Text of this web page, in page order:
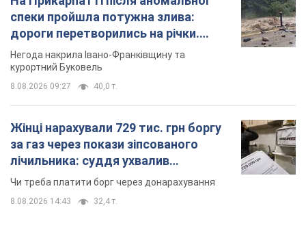
спеки пройшла потужна злива:
дороги перетворились на річки.
Відео
Негода накрила Івано-Франківщину та
курортний Буковель
8.08.2026 09:27 40,0 т.
Жінці нарахували 729 тис. грн боргу
за газ через покази зіпсованого
лічильника: суддя ухвалив
неочікуване рішення
Чи треба платити борг через донарахування
8.08.2026 14:43 32,4 т.